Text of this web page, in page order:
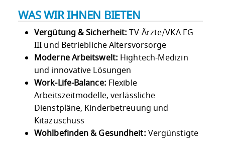
WAS WIR IHNEN BIETEN
Vergütung & Sicherheit: TV-Ärzte/VKA EG
III und Betriebliche Altersvorsorge
Moderne Arbeitswelt: Hightech-Medizin
und innovative Lösungen
Work-Life-Balance: Flexible
Arbeitszeitmodelle, verlässliche
Dienstpläne, Kinderbetreuung und
Kitazuschuss
Wohlbefinden & Gesundheit: Vergünstigte